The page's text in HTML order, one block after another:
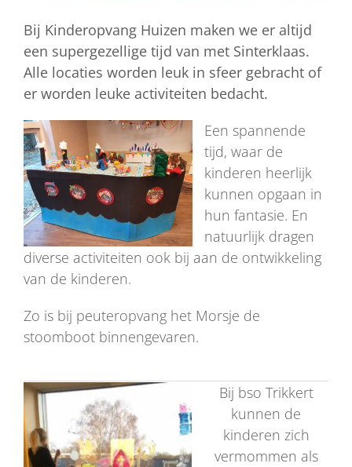
Bij Kinderopvang Huizen maken we er altijd
een supergezellige tijd van met Sinterklaas.
Alle locaties worden leuk in sfeer gebracht of
er worden leuke activiteiten bedacht.
Een spannende
tijd, waar de
kinderen heerlijk
kunnen opgaan in
hun fantasie. En
natuurlijk dragen
diverse activiteiten ook bij aan de ontwikkeling
van de kinderen.
Zo is bij peuteropvang het Morsje de
stoomboot binnengevaren.
Bij bso Trikkert
kunnen de
kinderen zich
vermommen als